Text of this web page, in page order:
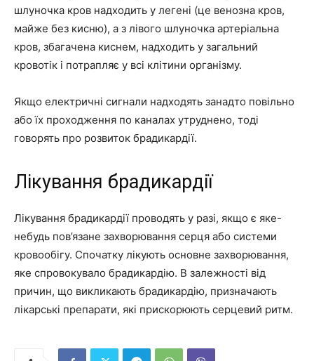
шлуночка кров надходить у легені (це венозна кров,
майже без кисню), а з лівого шлуночка артеріальна
кров, збагачена киснем, надходить у загальний
кровотік і потрапляє у всі клітини організму.
Якщо електричні сигнали надходять занадто повільно
або їх проходження по каналах утруднено, тоді
говорять про розвиток брадикардії.
Лікування брадикардії
Лікування брадикардії проводять у разі, якщо є яке-
небудь пов’язане захворювання серця або системи
кровообігу. Спочатку лікують основне захворювання,
яке спровокувало брадикардію. В залежності від
причин, що викликають брадикардію, призначають
лікарські препарати, які прискорюють серцевий ритм.